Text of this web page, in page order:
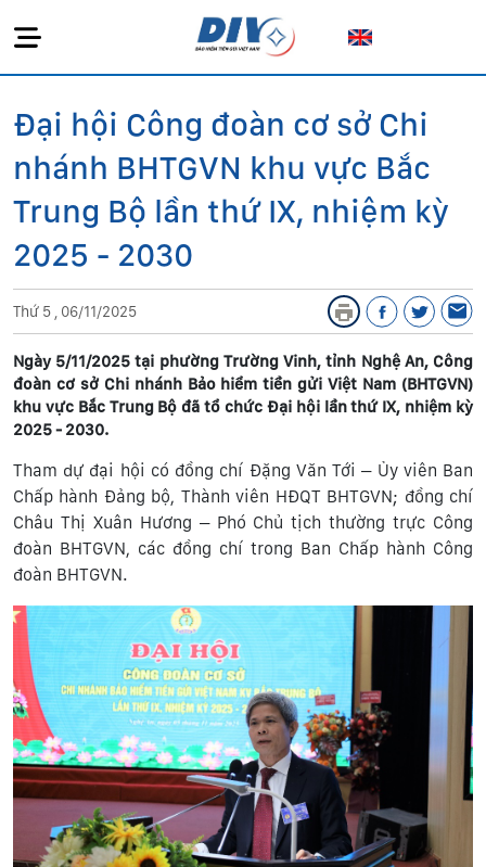
Đại hội Công đoàn cơ sở Chi
nhánh BHTGVN khu vực Bắc
Trung Bộ lần thứ IX, nhiệm kỳ
2025 - 2030
Thứ 5 , 06/11/2025
Ngày 5/11/2025 tại phường Trường Vinh, tỉnh Nghệ An, Công
đoàn cơ sở Chi nhánh Bảo hiểm tiền gửi Việt Nam (BHTGVN)
khu vực Bắc Trung Bộ đã tổ chức Đại hội lần thứ IX, nhiệm kỳ
2025 - 2030.
Tham dự đại hội có đồng chí Đặng Văn Tới – Ủy viên Ban
Chấp hành Đảng bộ, Thành viên HĐQT BHTGVN; đồng chí
Châu Thị Xuân Hương – Phó Chủ tịch thường trực Công
đoàn BHTGVN, các đồng chí trong Ban Chấp hành Công
đoàn BHTGVN.